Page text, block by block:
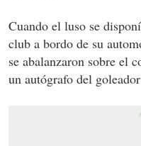
Cuando el luso se
club a bordo de su
se abalanzaron sobre el
un autógrafo del